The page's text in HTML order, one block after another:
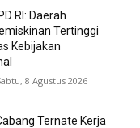
RI: Daerah
Tertinggi
Kebijakan
8 Agustus 2026
Ternate Kerja